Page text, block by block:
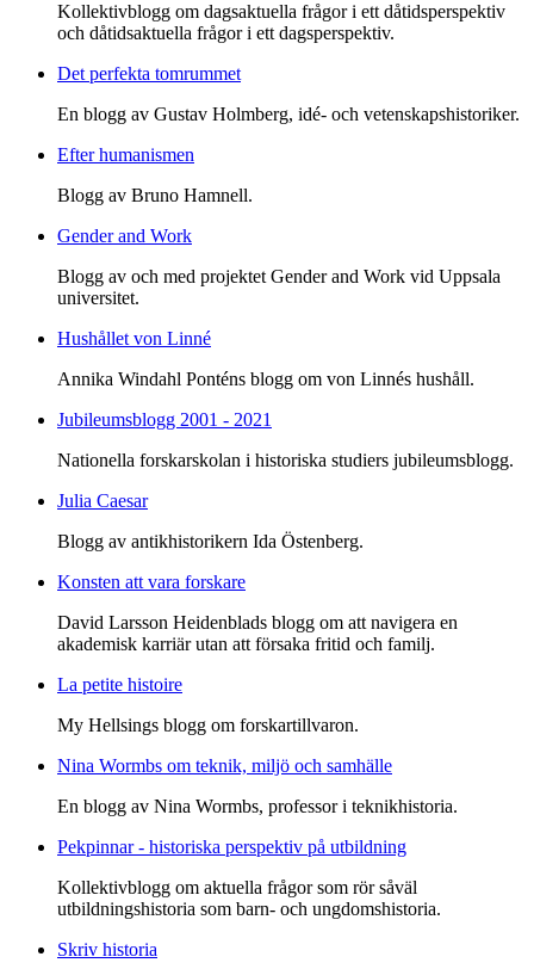
Kollektivblogg om dagsaktuella frågor i ett dåtidsperspektiv
och dåtidsaktuella frågor i ett dagsperspektiv.
Det perfekta tomrummet
En blogg av Gustav Holmberg, idé- och vetenskapshistoriker.
Efter humanismen
Blogg av Bruno Hamnell.
Gender and Work
Blogg av och med projektet Gender and Work vid Uppsala
universitet.
Hushållet von Linné
Annika Windahl Ponténs blogg om von Linnés hushåll.
Jubileumsblogg 2001 - 2021
Nationella forskarskolan i historiska studiers jubileumsblogg.
Julia Caesar
Blogg av antikhistorikern Ida Östenberg.
Konsten att vara forskare
David Larsson Heidenblads blogg om att navigera en
akademisk karriär utan att försaka fritid och familj.
La petite histoire
My Hellsings blogg om forskartillvaron.
Nina Wormbs om teknik, miljö och samhälle
En blogg av Nina Wormbs, professor i teknikhistoria.
Pekpinnar - historiska perspektiv på utbildning
Kollektivblogg om aktuella frågor som rör såväl
utbildningshistoria som barn- och ungdomshistoria.
Skriv historia